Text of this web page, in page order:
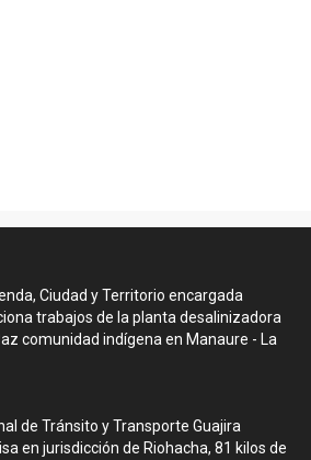
Ciudad y Territorio encargada
trabajos de la planta desalinizadora
comunidad indígena en Manaure - La
de Tránsito y Transporte Guajira
en jurisdicción de Riohacha, 81 kilos de